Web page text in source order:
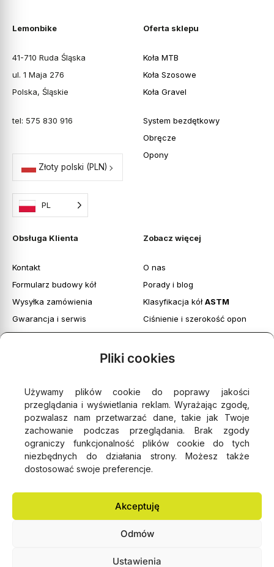
Pliki cookies
Używamy plików cookie do poprawy jakości
przeglądania i wyświetlania reklam. Wyrażając zgodę,
pozwalasz nam przetwarzać dane, takie jak Twoje
zachowanie podczas przeglądania. Brak zgody
ograniczy funkcjonalność plików cookie do tych
niezbędnych do działania strony. Możesz także
dostosować swoje preferencje.
Akceptuję
Odmów
Ustawienia
Lemonbike
41-710 Ruda Śląska
ul. 1 Maja 276
Polska, Śląskie
tel: 575 830 916
Złoty polski (PLN)
PL
Oferta sklepu
Koła MTB
Koła Szosowe
Koła Gravel
System bezdętkowy
Obręcze
Opony
Obsługa Klienta
Kontakt
Formularz budowy kół
Wysyłka zamówienia
Gwarancja i serwis
Obsługa zwrotów
Zobacz więcej
O nas
Porady i blog
Klasyfikacja kółASTM
Ciśnienie i szerokość opon
Regulamin witryny
 4,9- na podstawie75 opinii Google